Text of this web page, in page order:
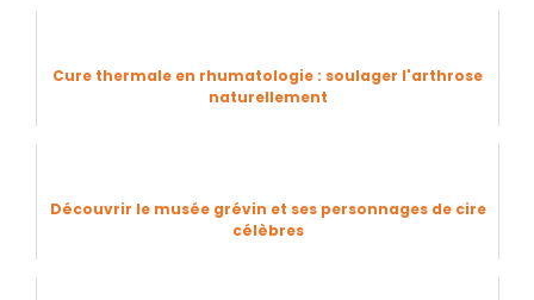
Cure thermale en rhumatologie : soulager l'arthrose
naturellement
Découvrir le musée grévin et ses personnages de cire
célèbres